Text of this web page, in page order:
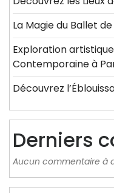
La Magie du Ballet
Exploration
Contemporaine à
Découvrez
Derniers
Aucun commentaire à